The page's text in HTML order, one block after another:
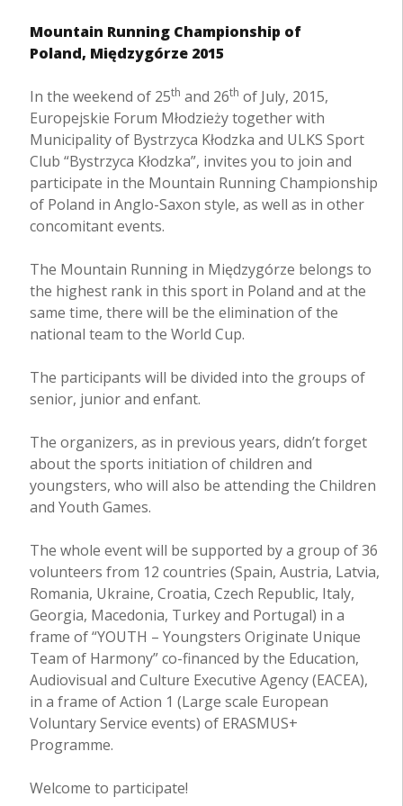
Mountain Running Championship of
Poland, Międzygórze 2015
In the weekend of 25th and 26th of July, 2015,
Europejskie Forum Młodzieży together with
Municipality of Bystrzyca Kłodzka and ULKS Sport
Club “Bystrzyca Kłodzka”, invites you to join and
participate in the Mountain Running Championship
of Poland in Anglo-Saxon style, as well as in other
concomitant events.
The Mountain Running in Międzygórze belongs to
the highest rank in this sport in Poland and at the
same time, there will be the elimination of the
national team to the World Cup.
The participants will be divided into the groups of
senior, junior and enfant.
The organizers, as in previous years, didn’t forget
about the sports initiation of children and
youngsters, who will also be attending the Children
and Youth Games.
The whole event will be supported by a group of 36
volunteers from 12 countries (Spain, Austria, Latvia,
Romania, Ukraine, Croatia, Czech Republic, Italy,
Georgia, Macedonia, Turkey and Portugal) in a
frame of “YOUTH – Youngsters Originate Unique
Team of Harmony” co-financed by the Education,
Audiovisual and Culture Executive Agency (EACEA),
in a frame of Action 1 (Large scale European
Voluntary Service events) of ERASMUS+
Programme.
Welcome to participate!